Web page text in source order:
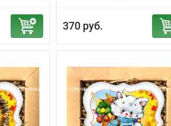
370 руб.